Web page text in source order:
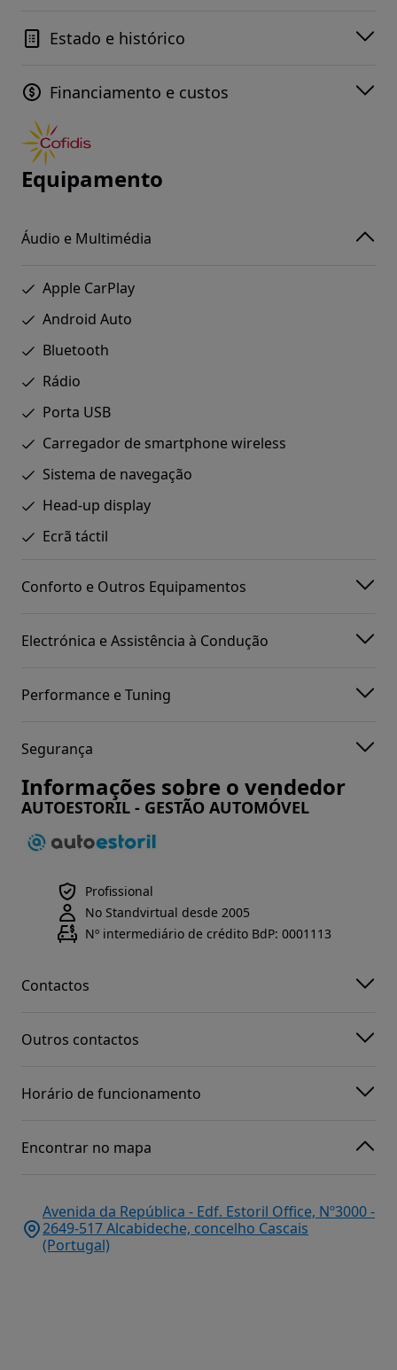
Estado e histórico
Financiamento e custos
Equipamento
Áudio e Multimédia
Apple CarPlay
Android Auto
Bluetooth
Rádio
Porta USB
Carregador de smartphone wireless
Sistema de navegação
Head-up display
Ecrã táctil
Conforto e Outros Equipamentos
Electrónica e Assistência à Condução
Performance e Tuning
Segurança
Informações sobre o vendedor
AUTOESTORIL - GESTÃO AUTOMÓVEL
Profissional
No Standvirtual desde 2005
Nº intermediário de crédito BdP: 0001113
Contactos
Outros contactos
Horário de funcionamento
Encontrar no mapa
Avenida da República - Edf. Estoril Office, Nº3000 -
2649-517 Alcabideche, concelho Cascais
(Portugal)